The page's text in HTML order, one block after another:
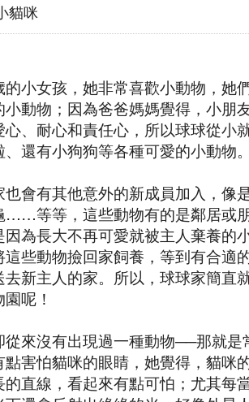
貓咪
小女孩，她非常喜歡小動物，她
小動物；因為爸爸媽媽覺得，小朋
、耐心和責任心，所以球球從小
還有小狗狗等各種可愛的小動物
會有其他意外的新成員加入，像
……等等，這些動物有的是鄰居或
為長大不再可愛就被主人棄養的
些動物撿回家飼養，等到有合適
新主人的家。所以，球球家簡直
呢！
從來沒有出現過一種動物──那就是
害怕貓咪的眼睛，她覺得，貓咪
直線，看起來有點可怕；尤其每